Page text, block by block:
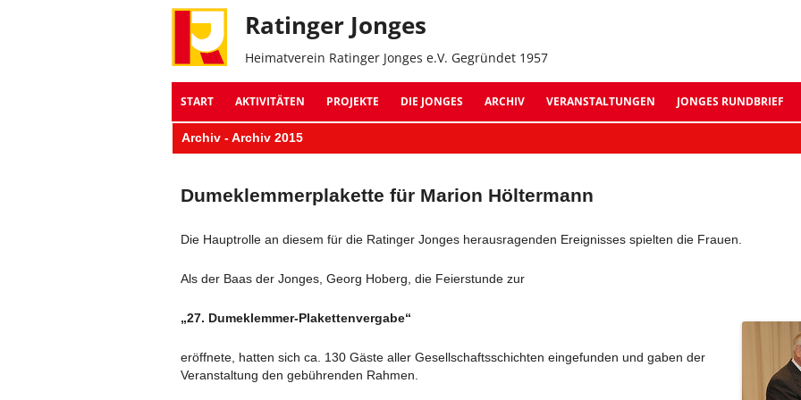
Ratinger Jonges
Heimatverein Ratinger Jonges e.V. Gegründet 1957
START AKTIVITÄTEN PROJEKTE DIE JONGES ARCHIV
ARCHIV 2023
ARCHIV 2022
ARCHIV 2020
VERANSTALTUNGEN JONGES RUNDBRIEF
AUSGABE 06 – JANUAR
AUSGABE 05 –
AUSGABE 04 – MÄRZ
Archiv - Archiv 2015
Dumeklemmerplakette für Marion Höltermann
Die Hauptrolle an diesem für die Ratinger Jonges herausragenden Ereignisses spielten die Frauen.
Als der Baas der Jonges, Georg Hoberg, die Feierstunde zur
„27. Dumeklemmer-Plakettenvergabe“
eröffnete, hatten sich ca. 130 Gäste aller Gesellschaftsschichten eingefunden und gaben der
Veranstaltung den gebührenden Rahmen.